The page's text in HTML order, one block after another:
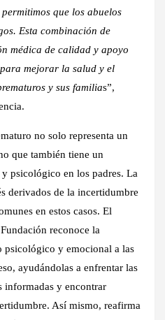
que los abuelos
Esta combinación de
médica de calidad y apoyo
mejorar la salud y el
y sus familias”,
no solo representa un
que también tiene un
psicológico en los padres. La
derivados de la incertidumbre
en estos casos. El
reconoce la
psicológico y emocional a las
ayudándolas a enfrentar las
informadas y encontrar
Así mismo, reafirma